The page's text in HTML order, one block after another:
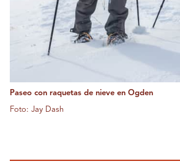
Paseo con raquetas de nieve en Ogden
Foto: Jay Dash